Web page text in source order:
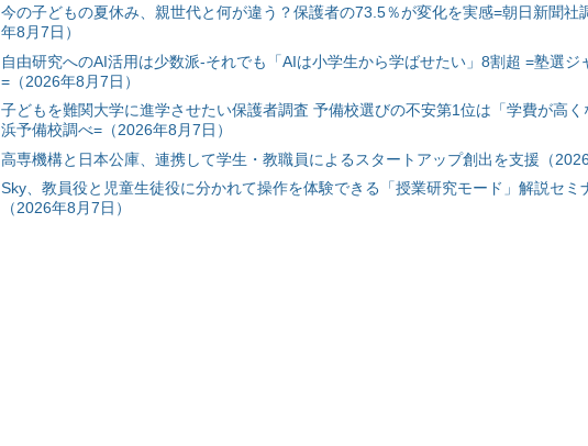
今の子どもの夏休み、親世代と何が違う？保護者の73.5％が変化を実感=朝日新聞社
年8月7日）
自由研究へのAI活用は少数派-それでも「AIは小学生から学ばせたい」8割超 =塾選ジ
=（2026年8月7日）
子どもを難関大学に進学させたい保護者調査 予備校選びの不安第1位は「学費が高く
浜予備校調べ=（2026年8月7日）
高専機構と日本公庫、連携して学生・教職員によるスタートアップ創出を支援（2026
Sky、教員役と児童生徒役に分かれて操作を体験できる「授業研究モード」解説セミ
（2026年8月7日）